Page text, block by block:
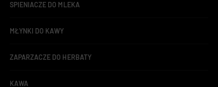
SPIENIACZE DO MLEKA
MŁYNKI DO KAWY
ZAPARZACZE DO HERBATY
KAWA